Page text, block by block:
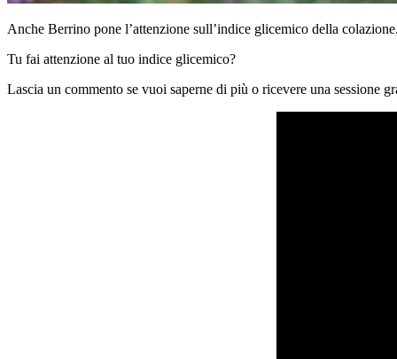
Anche Berrino pone l’attenzione sull’indice glicemico della
Tu fai attenzione al tuo indice glicemico?
Lascia un commento se vuoi saperne di più o ricevere una sessione